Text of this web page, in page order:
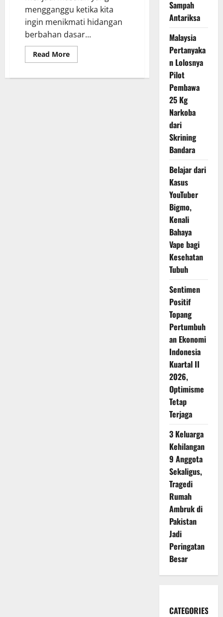
mengganggu ketika kita
ingin menikmati hidangan
berbahan dasar...
Read MoreRead
more
Sampah
Antariksa
Malaysia
Pertanyaka
n Lolosnya
Pilot
Pembawa
25 Kg
Narkoba
dari
Skrining
Bandara
Belajar dari
Kasus
YouTuber
Bigmo,
Kenali
Bahaya
Vape bagi
Kesehatan
Tubuh
Sentimen
Positif
Topang
Pertumbuh
an Ekonomi
Indonesia
Kuartal II
2026,
Optimisme
Tetap
Terjaga
3 Keluarga
Kehilangan
9 Anggota
Sekaligus,
Tragedi
Rumah
Ambruk di
Pakistan
Jadi
Peringatan
Besar
CATEGORIES